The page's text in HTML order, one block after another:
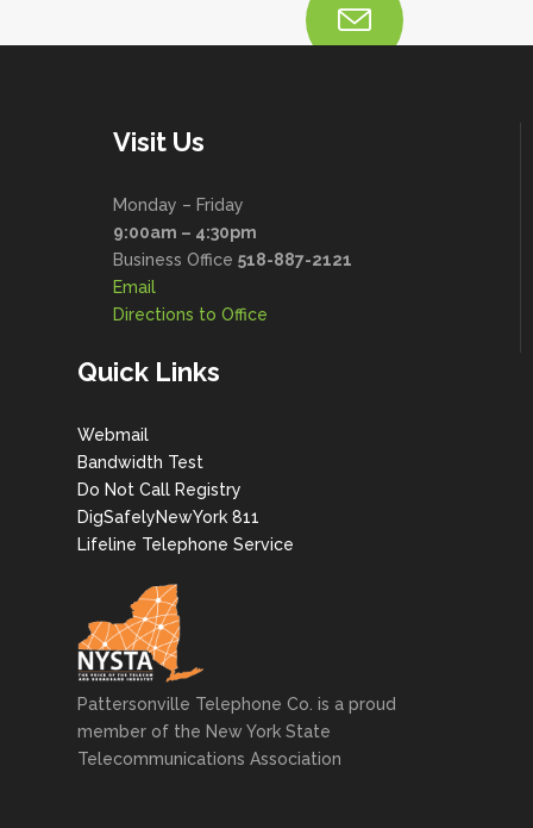
Visit Us
Monday – Friday
9:00am – 4:30pm
Business Office 518-887-2121
Email
Directions to Office
Quick Links
Webmail
Bandwidth Test
Do Not Call Registry
DigSafelyNewYork 811
Lifeline Telephone Service
Pattersonville Telephone Co. is a proud
member of the New York State
Telecommunications Association